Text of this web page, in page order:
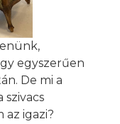
egyszerűen
De mi a
igazi?